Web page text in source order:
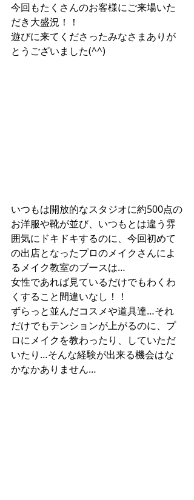
今回もたくさんのお客様にご来場いた
だき大盛況！！
遊びに来てくださったみなさまありが
とうございました(^^)
いつもは開放的なスタジオに約500点の
お洋服や靴が並び、いつもとは違う雰
囲気にドキドキするのに、今回初めて
の出店となったプロのメイクさんによ
るメイク教室のブースは…
女性であれば見ているだけでもわくわ
くすること間違いなし！！
ずらっと並んだコスメや道具達…それ
だけでもテンションが上がるのに、プ
ロにメイクを教わったり、していただ
いたり…そんな経験が出来る機会はな
かなかありません…